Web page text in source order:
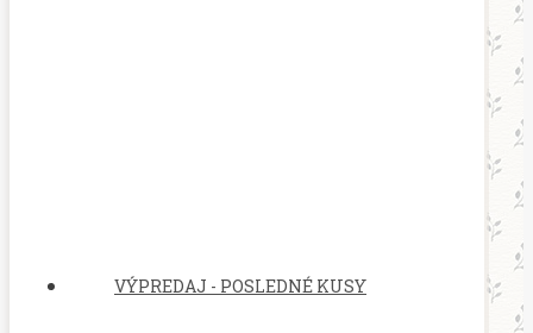
VÝPREDAJ - POSLEDNÉ KUSY